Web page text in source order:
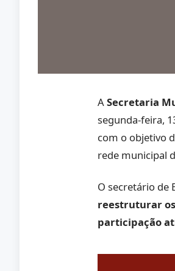
ASecretaria
segunda-feira,
com o objetivo
rede municipal
O secretário de
reestruturar os
participação